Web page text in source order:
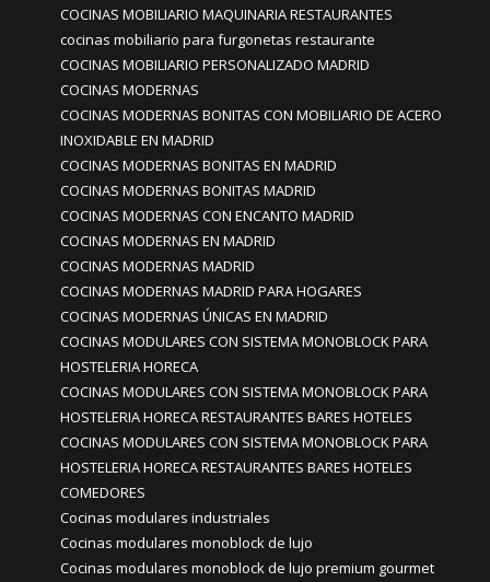
COCINAS MOBILIARIO MAQUINARIA RESTAURANTES
cocinas mobiliario para furgonetas restaurante
COCINAS MOBILIARIO PERSONALIZADO MADRID
COCINAS MODERNAS
COCINAS MODERNAS BONITAS CON MOBILIARIO DE ACERO
INOXIDABLE EN MADRID
COCINAS MODERNAS BONITAS EN MADRID
COCINAS MODERNAS BONITAS MADRID
COCINAS MODERNAS CON ENCANTO MADRID
COCINAS MODERNAS EN MADRID
COCINAS MODERNAS MADRID
COCINAS MODERNAS MADRID PARA HOGARES
COCINAS MODERNAS ÚNICAS EN MADRID
COCINAS MODULARES CON SISTEMA MONOBLOCK PARA
HOSTELERIA HORECA
COCINAS MODULARES CON SISTEMA MONOBLOCK PARA
HOSTELERIA HORECA RESTAURANTES BARES HOTELES
COCINAS MODULARES CON SISTEMA MONOBLOCK PARA
HOSTELERIA HORECA RESTAURANTES BARES HOTELES
COMEDORES
Cocinas modulares industriales
Cocinas modulares monoblock de lujo
Cocinas modulares monoblock de lujo premium gourmet